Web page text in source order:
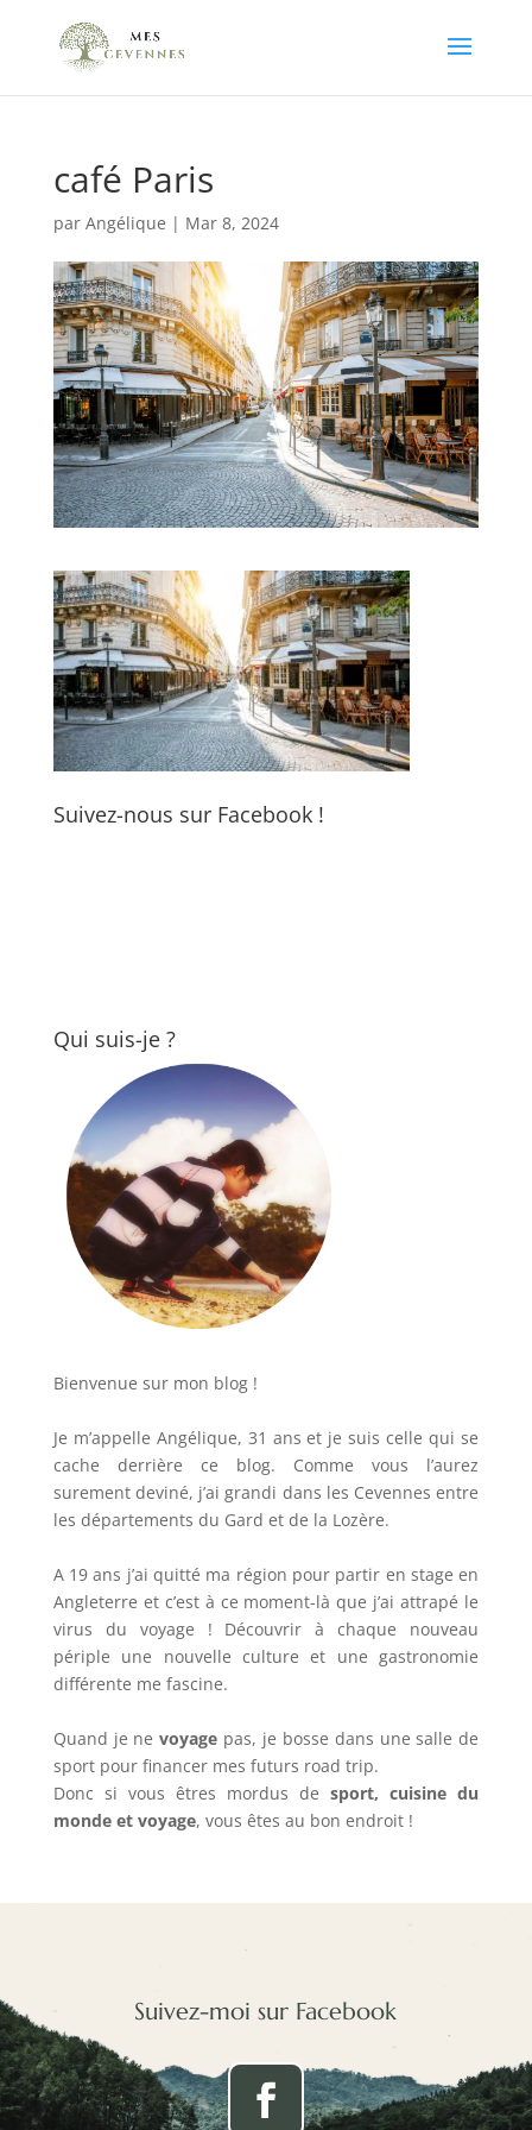
café Paris
par Angélique | Mar 8, 2024
Suivez-nous sur Facebook !
Qui suis-je ?
Bienvenue sur mon blog !
Je m’appelle Angélique, 31 ans et je suis celle qui se
cache derrière ce blog. Comme vous l’aurez
surement deviné, j’ai grandi dans les Cevennes entre
les départements du Gard et de la Lozère.
A 19 ans j’ai quitté ma région pour partir en stage en
Angleterre et c’est à ce moment-là que j’ai attrapé le
virus du voyage ! Découvrir à chaque nouveau
périple une nouvelle culture et une gastronomie
différente me fascine.
Quand je nevoyage pas, je bosse dans une salle de
sport pour financer mes futurs road trip.
Donc si vous êtres mordus desport, cuisine du
monde et voyage, vous êtes au bon endroit !
Suivez-moi sur Facebook